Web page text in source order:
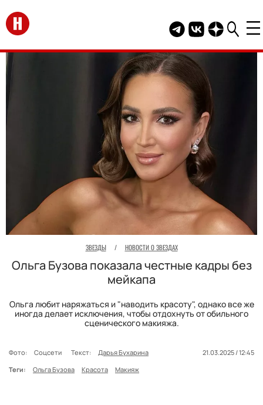
Перейти на главную
Telegram канал
Группа HELLO
Канал
ЗВЕЗДЫ / НОВОСТИ О ЗВЕЗДАХ
Ольга Бузова показала честные кадры без
мейкапа
Ольга любит наряжаться и "наводить красоту", однако все же
иногда делает исключения, чтобы отдохнуть от обильного
сценического макияжа.
Фото: Соцсети Текст: Дарья Бухарина
21.03.2025 / 12:45
Теги:
Ольга Бузова Красота Макияж